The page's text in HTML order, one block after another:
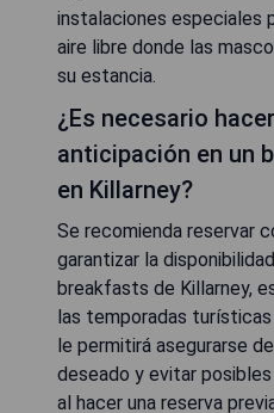
instalaciones especiales
aire libre donde las
su estancia.
¿Es necesario
anticipación en un
en Killarney?
Se recomienda reservar
garantizar la
breakfasts de Killarney,
las temporadas
le permitirá asegurarse
deseado y evitar
al hacer una reserva